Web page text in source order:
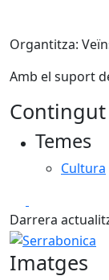
Organtitza:
Amb el suport
Temes
Cultura
Darrera
Serrabonica
Imatges